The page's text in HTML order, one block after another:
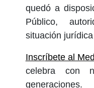
quedó a
Público,
situación
Inscríbete al
celebra con
generaciones.